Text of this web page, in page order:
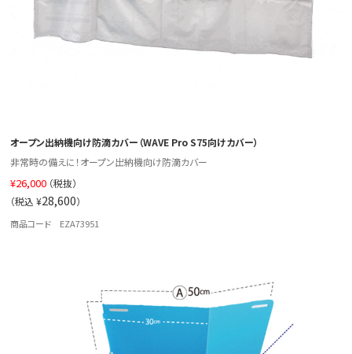
オープン出納機向け防滴カバー（WAVE Pro S75向けカバー）
非常時の備えに！オープン出納機向け防滴カバー
¥26,000 （税抜）
（税込 ¥28,600）
商品コード EZA73951